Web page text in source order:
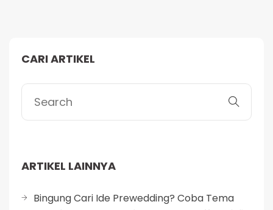
CARI ARTIKEL
ARTIKEL LAINNYA
Bingung Cari Ide Prewedding? Coba Tema